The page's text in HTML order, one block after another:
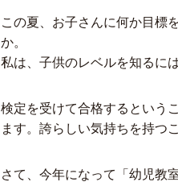
この夏、お子さんに何か目標
か。
私は、子供のレベルを知るに
検定を受けて合格するという
ます。誇らしい気持ちを持つ
さて、今年になって「幼児教